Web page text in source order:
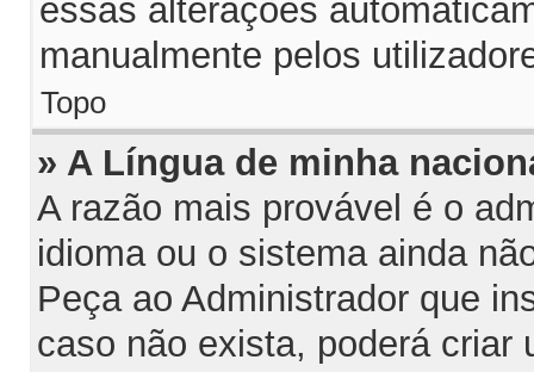
essas alterações
manualmente pelos
Topo
» A Língua de minha
A razão mais provável é o
idioma ou o sistema ainda
Peça ao Administrador que
caso não exista, poderá criar